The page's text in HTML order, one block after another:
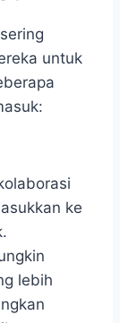
sering
untuk
ke
lebih